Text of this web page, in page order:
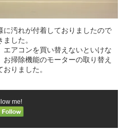
に汚れが付着しておりましたので
した。
アコンを買い替えないといけな
掃除機能のモーターの取り替え
りました。
me!